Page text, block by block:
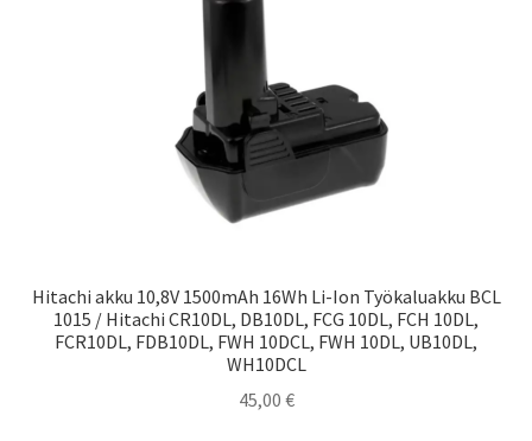
Hitachi akku 10,8V 1500mAh 16Wh Li-Ion Työkaluakku BCL
1015 / Hitachi CR10DL, DB10DL, FCG 10DL, FCH 10DL,
FCR10DL, FDB10DL, FWH 10DCL, FWH 10DL, UB10DL,
WH10DCL
45,00 €